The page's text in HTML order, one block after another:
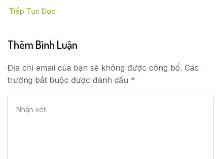
Tiếp Tục Đọc
Thêm Bình Luận
Địa chỉ email của bạn sẽ không được công bố. Các
trường bắt buộc được đánh dấu *